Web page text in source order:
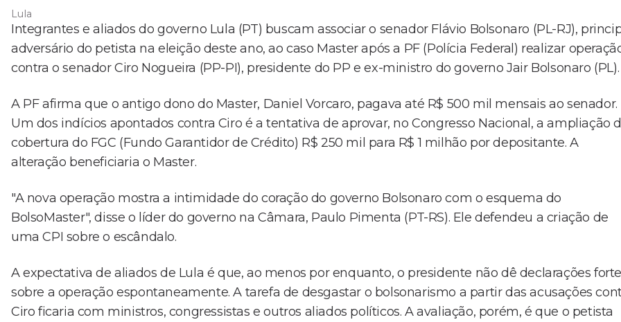
Lula
Integrantes e aliados do governo Lula (PT) buscam associar o senador Flávio Bolsonaro (PL-RJ),
adversário do petista na eleição deste ano, ao caso Master após a PF (Polícia Federal) realizar
contra o senador Ciro Nogueira (PP-PI), presidente do PP e ex-ministro do governo Jair Bolsonaro (PL).
A PF afirma que o antigo dono do Master, Daniel Vorcaro, pagava até R$ 500 mil mensais ao senador.
Um dos indícios apontados contra Ciro é a tentativa de aprovar, no Congresso Nacional, a ampliação
cobertura do FGC (Fundo Garantidor de Crédito) R$ 250 mil para R$ 1 milhão por depositante. A
alteração beneficiaria o Master.
"A nova operação mostra a intimidade do coração do governo Bolsonaro com o esquema do
BolsoMaster", disse o líder do governo na Câmara, Paulo Pimenta (PT-RS). Ele defendeu a criação de
uma CPI sobre o escândalo.
A expectativa de aliados de Lula é que, ao menos por enquanto, o presidente não dê declarações
sobre a operação espontaneamente. A tarefa de desgastar o bolsonarismo a partir das acusações
Ciro ficaria com ministros, congressistas e outros aliados políticos. A avaliação, porém, é que o petista